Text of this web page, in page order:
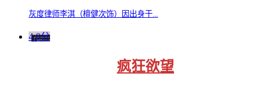
灰度律师李淇（檀健次饰）因出身于...
4.0分
疯狂欲望